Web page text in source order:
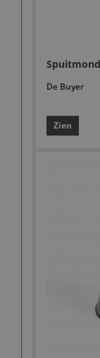
De Buyer
Zien